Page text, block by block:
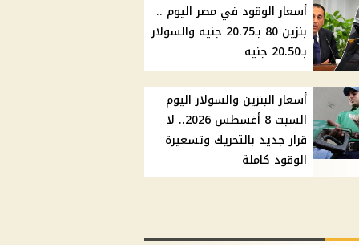
أسعار الوقود في مصر اليوم ..
بنزين 80 بـ20.75 جنيه والسولار
بـ20.50 جنيه
أسعار البنزين والسولار اليوم
السبت 8 أغسطس 2026.. لا
قرار جديد بالتحريك وتسعيرة
الوقود كاملة